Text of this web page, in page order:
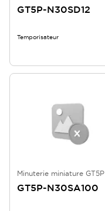
GT5P-N30SD12
Temporisateur
Minuterie miniature GT5P
GT5P-N30SA100